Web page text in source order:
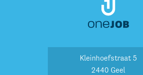
Kleinhoefstraat 5
2440 Geel